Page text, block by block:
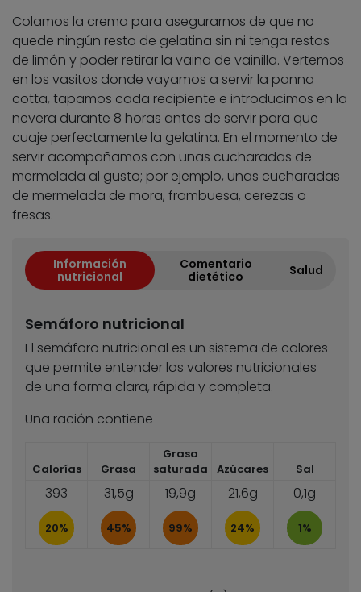
Colamos la crema para asegurarnos de que no
quede ningún resto de gelatina sin ni tenga restos
de limón y poder retirar la vaina de vainilla. Vertemos
en los vasitos donde vayamos a servir la panna
cotta, tapamos cada recipiente e introducimos en la
nevera durante 8 horas antes de servir para que
cuaje perfectamente la gelatina. En el momento de
servir acompañamos con unas cucharadas de
mermelada al gusto; por ejemplo, unas cucharadas
de mermelada de mora, frambuesa, cerezas o
fresas.
Información
nutricional
Comentario
dietético
Salud
Semáforo nutricional
El semáforo nutricional es un sistema de colores
que permite entender los valores nutricionales
de una forma clara, rápida y completa.
Una ración contiene
Calorías Grasa
Grasa
saturada
Azúcares Sal
393 31,5g 19,9g 21,6g 0,1g
20% 45% 99% 24% 1%